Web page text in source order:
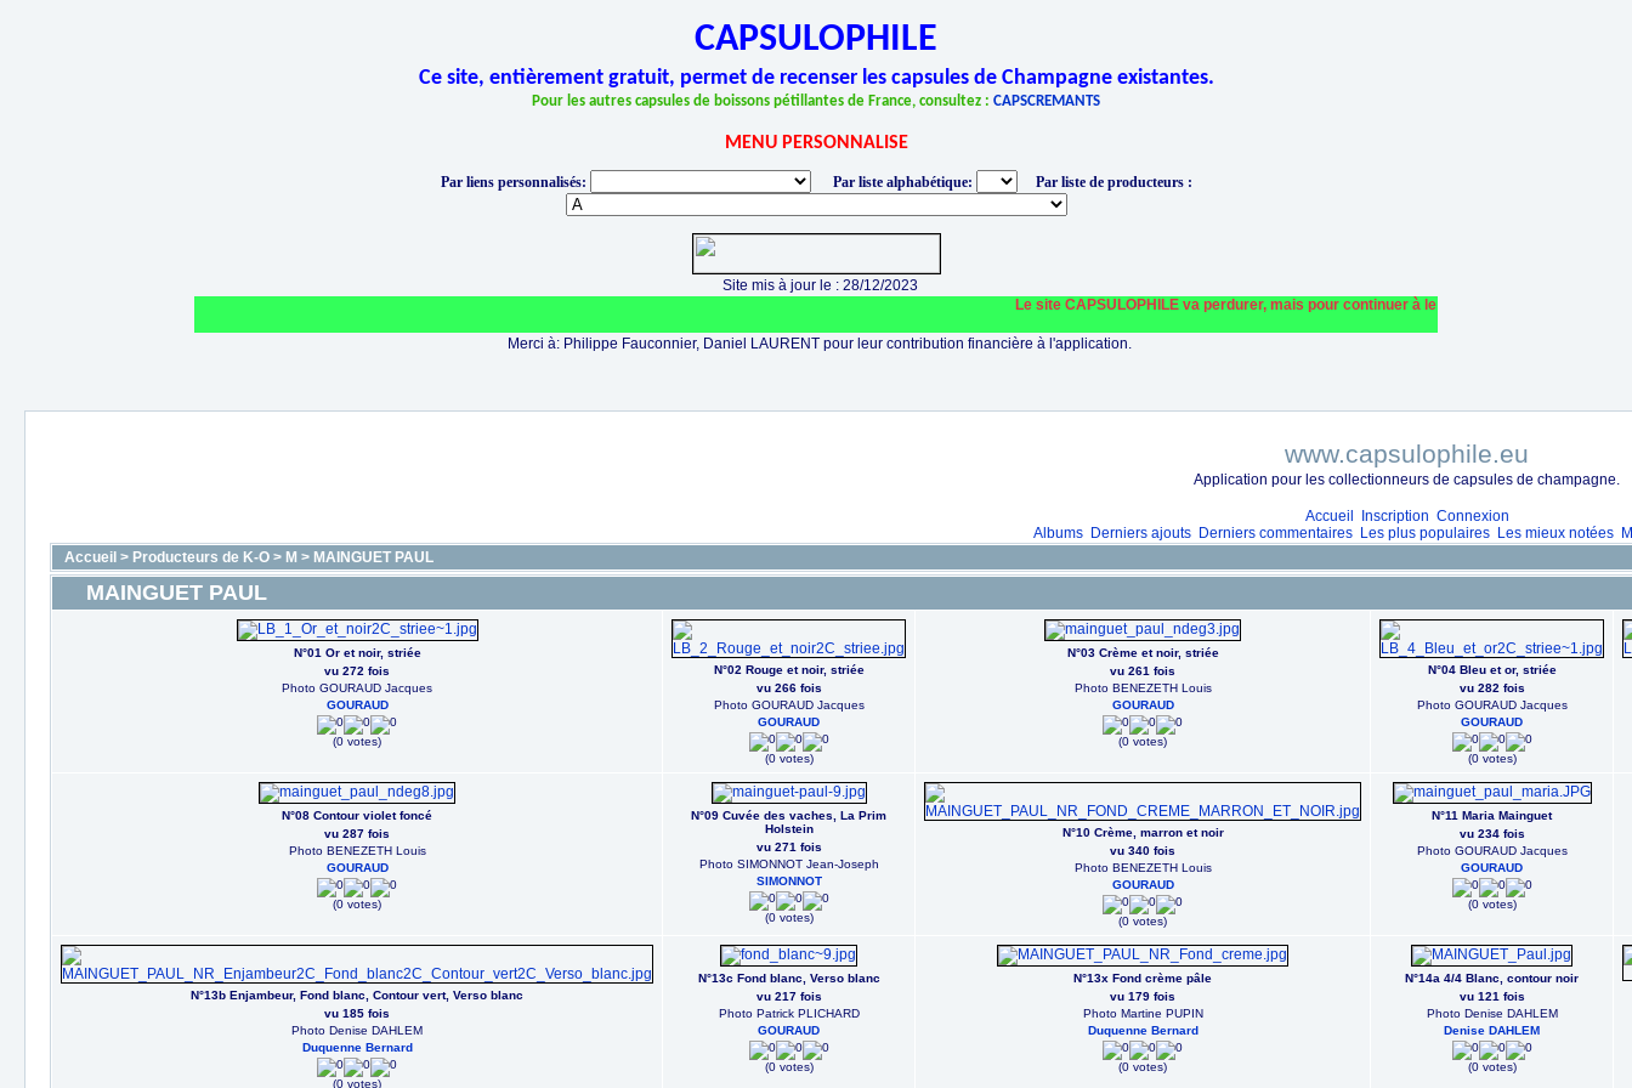
CAPSULOPHILE
Ce site, entièrement gratuit, permet de recenser les capsules de Champagne existantes.
Pour les autres capsules de boissons pétillantes de France, consultez : CAPSCREMANTS
MENU PERSONNALISE
Par liens personnalisés: Par liste alphabétique: Par liste de producteurs :
Site mis à jour le : 28/12/2023
Le site CAPSULOPHILE va perdurer, mais pour continuer à le faire fonctionner et le
Merci à: Philippe Fauconnier, Daniel LAURENT pour leur contribution financière à l'application.
www.capsulophile.eu
Application pour les collectionneurs de capsules de champagne.
Accueil Inscription Connexion
Albums
Derniers ajouts Derniers commentaires Les plus populaires Les mieux notées
Accueil > Producteurs de K-O > M > MAINGUET PAUL
MAINGUET PAUL
N°01 Or et noir, striée
vu 272 fois
Photo GOURAUD Jacques
GOURAUD
(0 votes)
N°02 Rouge et noir, striée
vu 266 fois
Photo GOURAUD Jacques
GOURAUD
(0 votes)
N°03 Crème et noir, striée
vu 261 fois
Photo BENEZETH Louis
GOURAUD
(0 votes)
N°04 Bleu et or, striée
vu 282 fois
Photo GOURAUD Jacques
GOURAUD
(0 votes)
N°08 Contour violet foncé
vu 287 fois
Photo BENEZETH Louis
GOURAUD
(0 votes)
N°09 Cuvée des vaches, La Prim
Holstein
vu 271 fois
Photo SIMONNOT Jean-Joseph
SIMONNOT
(0 votes)
N°10 Crème, marron et noir
vu 340 fois
Photo BENEZETH Louis
GOURAUD
(0 votes)
N°11 Maria Mainguet
vu 234 fois
Photo GOURAUD Jacques
GOURAUD
(0 votes)
N°13b Enjambeur, Fond blanc, Contour vert, Verso blanc
vu 185 fois
Photo Denise DAHLEM
Duquenne Bernard
(0 votes)
N°13c Fond blanc, Verso blanc
vu 217 fois
Photo Patrick PLICHARD
GOURAUD
(0 votes)
N°13x Fond crème pâle
vu 179 fois
Photo Martine PUPIN
Duquenne Bernard
(0 votes)
N°14a 4/4 Blanc, contour noir
vu 121 fois
Photo Denise DAHLEM
Denise DAHLEM
(0 votes)